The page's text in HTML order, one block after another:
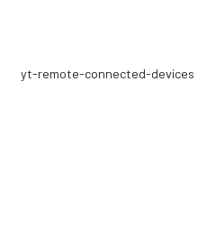
yt-remote-connected-devices